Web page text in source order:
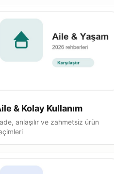
& Kolay Kullanım
anlaşılır ve zahmetsiz ürün